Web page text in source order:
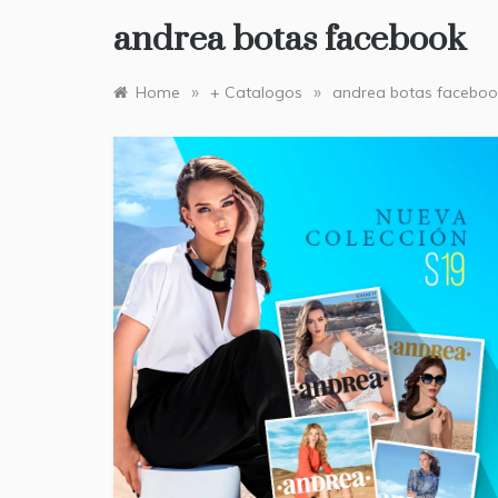
andrea botas facebook
Home » + Catalogos » andrea botas